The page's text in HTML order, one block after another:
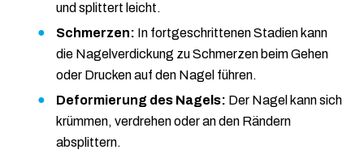
und splittert leicht.
Schmerzen: In fortgeschrittenen Stadien kann
die Nagelverdickung zu Schmerzen beim Gehen
oder Drucken auf den Nagel führen.
Deformierung des Nagels: Der Nagel kann sich
krümmen, verdrehen oder an den Rändern
absplittern.